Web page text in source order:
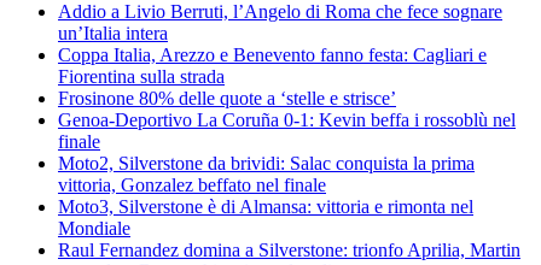
Addio a Livio Berruti, l’Angelo di Roma che fece sognare
un’Italia intera
Coppa Italia, Arezzo e Benevento fanno festa: Cagliari e
Fiorentina sulla strada
Frosinone 80% delle quote a ‘stelle e strisce’
Genoa-Deportivo La Coruña 0-1: Kevin beffa i rossoblù nel
finale
Moto2, Silverstone da brividi: Salac conquista la prima
vittoria, Gonzalez beffato nel finale
Moto3, Silverstone è di Almansa: vittoria e rimonta nel
Mondiale
Raul Fernandez domina a Silverstone: trionfo Aprilia, Martin